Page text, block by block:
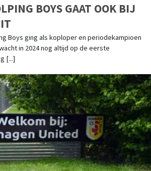
BOYS GAAT OOK BIJ
Boys ging als koploper en periodekampioen
in 2024 nog altijd op de eerste
[...]